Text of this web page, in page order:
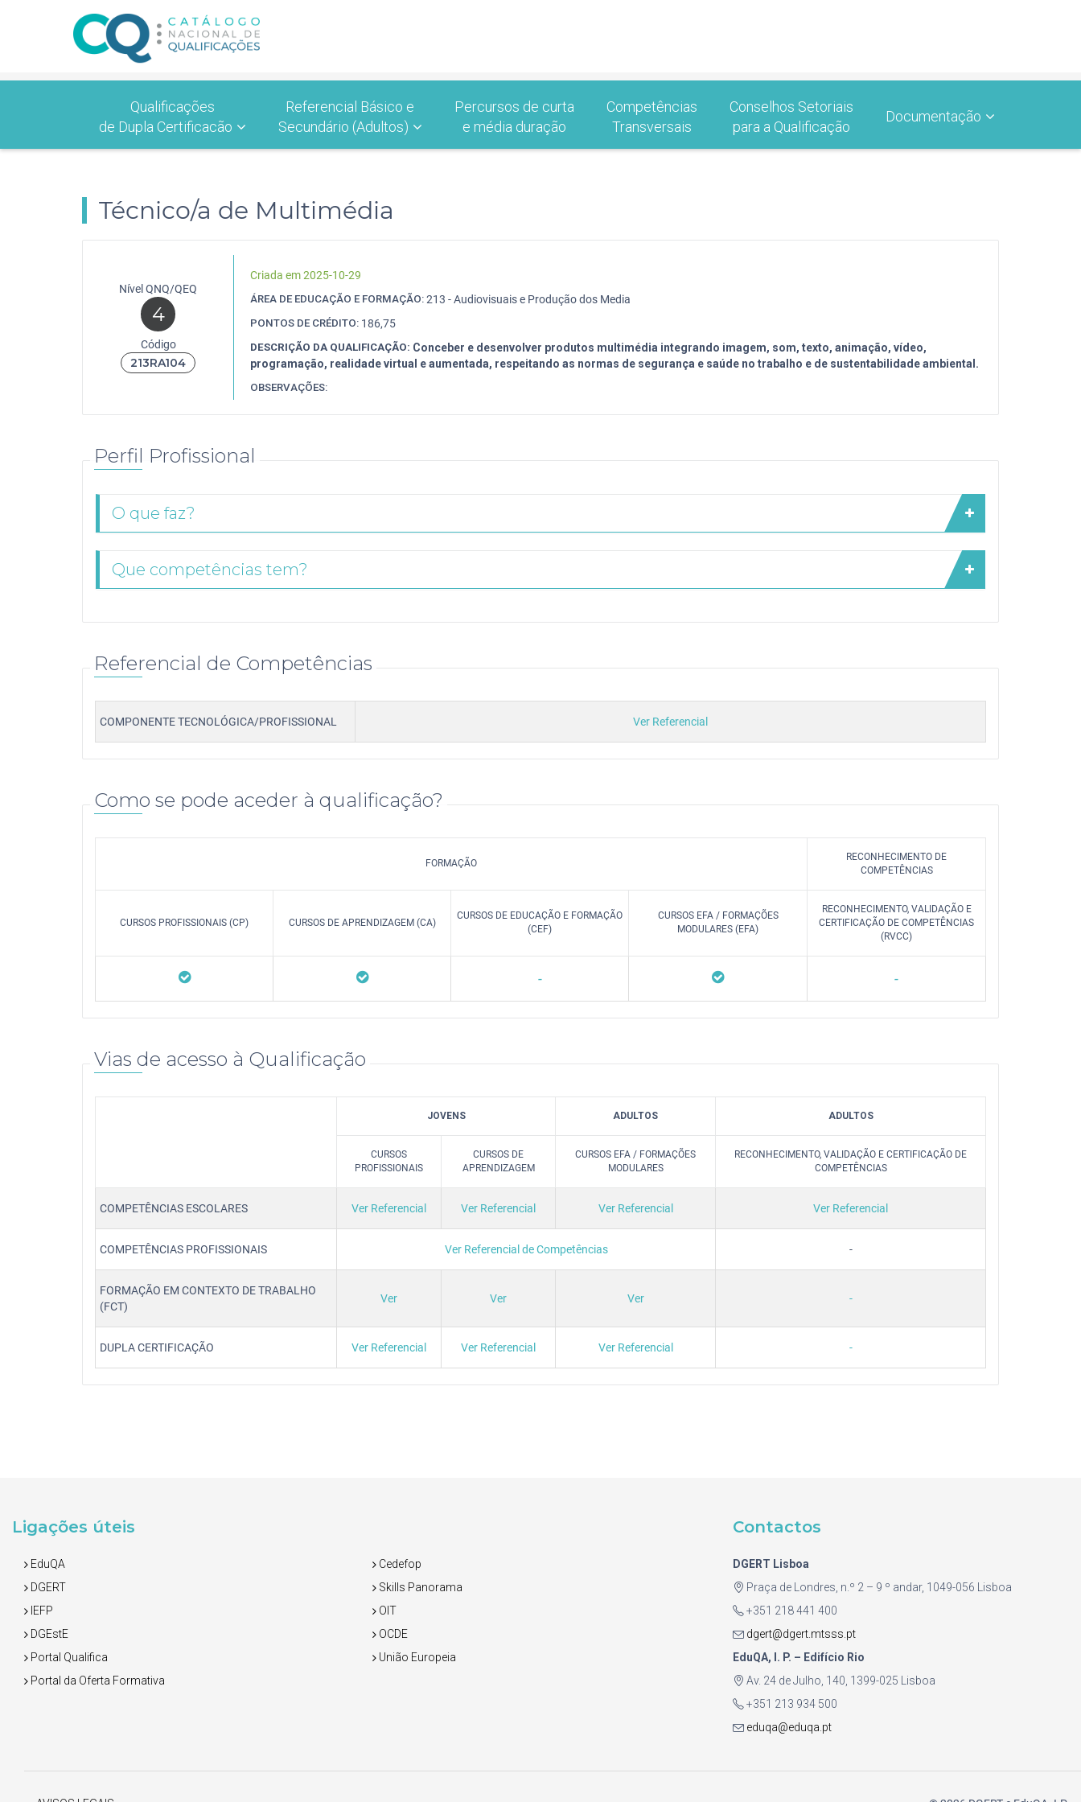
Qualificações
de Dupla Certificacão
Referencial Básico e
Secundário (Adultos)
Percursos de curta
e média duração
Competências
Transversais
Conselhos Setoriais
para a Qualificação
Documentação
Técnico/a de Multimédia
Nível QNQ/QEQ
4
Código
213RA104
Criada em 2025-10-29
ÁREA DE EDUCAÇÃO E FORMAÇÃO: 213 - Audiovisuais e Produção dos Media
PONTOS DE CRÉDITO: 186,75
DESCRIÇÃO DA QUALIFICAÇÃO: Conceber e desenvolver produtos multimédia integrando imagem, som, texto, animação, vídeo,
programação, realidade virtual e aumentada, respeitando as normas de segurança e saúde no trabalho e de sustentabilidade ambiental.
OBSERVAÇÕES:
Perfil Profissional
O que faz?
Que competências tem?
Referencial de Competências
COMPONENTE TECNOLÓGICA/PROFISSIONAL Ver Referencial
Como se pode aceder à qualificação?
FORMAÇÃO
RECONHECIMENTO DE
COMPETÊNCIAS
CURSOS PROFISSIONAIS (CP) CURSOS DE APRENDIZAGEM (CA)
CURSOS DE EDUCAÇÃO E FORMAÇÃO
(CEF)
CURSOS EFA / FORMAÇÕES
MODULARES (EFA)
RECONHECIMENTO, VALIDAÇÃO E
CERTIFICAÇÃO DE COMPETÊNCIAS
(RVCC)
- -
Vias de acesso à Qualificação
JOVENS ADULTOS ADULTOS
CURSOS
PROFISSIONAIS
CURSOS DE
APRENDIZAGEM
CURSOS EFA / FORMAÇÕES
MODULARES
RECONHECIMENTO, VALIDAÇÃO E CERTIFICAÇÃO DE
COMPETÊNCIAS
COMPETÊNCIAS ESCOLARES Ver Referencial Ver Referencial Ver Referencial Ver Referencial
COMPETÊNCIAS PROFISSIONAIS Ver Referencial de Competências -
FORMAÇÃO EM CONTEXTO DE TRABALHO
(FCT)
Ver Ver Ver -
DUPLA CERTIFICAÇÃO Ver Referencial Ver Referencial Ver Referencial -
Ligações úteis
EduQA
DGERT
IEFP
DGEstE
Portal Qualifica
Portal da Oferta Formativa
Cedefop
Skills Panorama
OIT
OCDE
União Europeia
Contactos
DGERT Lisboa
Praça de Londres, n.º 2 – 9 º andar, 1049-056 Lisboa
+351 218 441 400
dgert@dgert.mtsss.pt
EduQA, I. P. – Edifício Rio
Av. 24 de Julho, 140, 1399-025 Lisboa
+351 213 934 500
eduqa@eduqa.pt